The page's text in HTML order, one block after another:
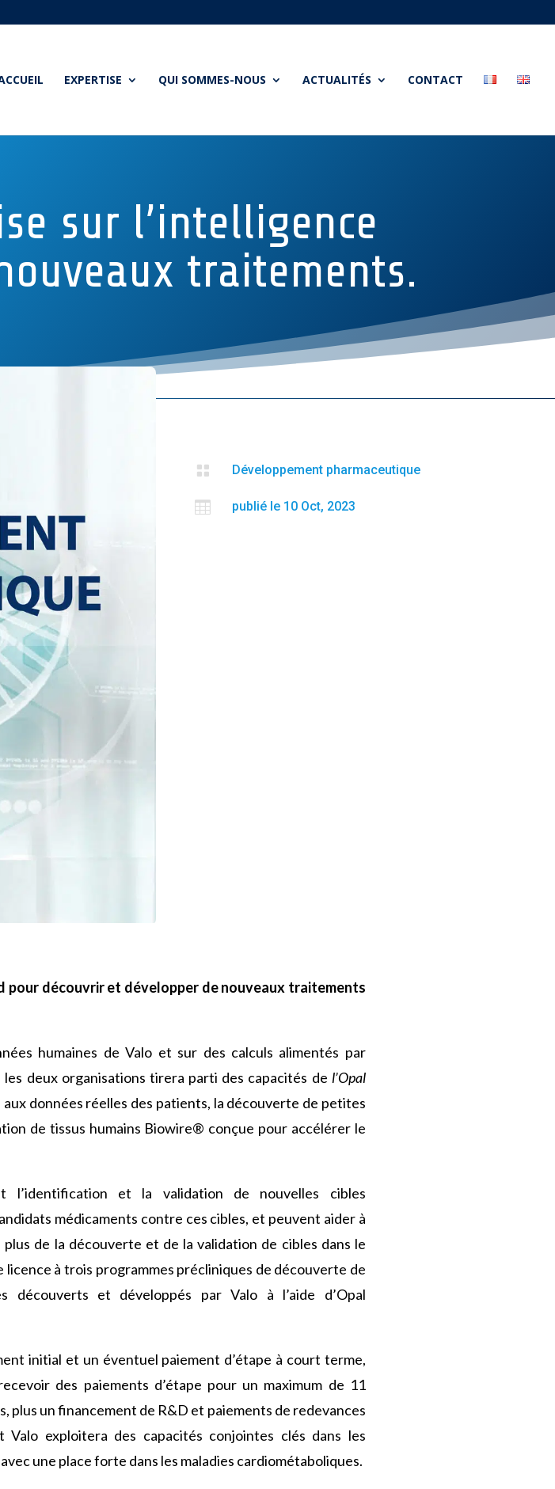
EXPERTISE QUI SOMMES-NOUS ACTUALITÉS CONTACT
sur l’intelligence
traitements.
 Développement pharmaceutique
 publié le 10 Oct, 2023
pour découvrir et développer de nouveaux traitements
humaines de Valo et sur des calculs alimentés par
deux organisations tirera parti des capacités de l’Opal
aux données réelles des patients, la découverte de petites
de tissus humains Biowire® conçue pour accélérer le
l’identification et la validation de nouvelles cibles
médicaments contre ces cibles, et peuvent aider à
de la découverte et de la validation de cibles dans le
à trois programmes précliniques de découverte de
découverts et développés par Valo à l’aide d’Opal
initial et un éventuel paiement d’étape à court terme,
des paiements d’étape pour un maximum de 11
plus un financement de R&D et paiements de redevances
exploitera des capacités conjointes clés dans les
une place forte dans les maladies cardiométaboliques.